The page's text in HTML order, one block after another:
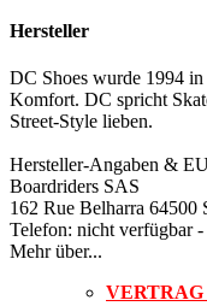
Hersteller
DC Shoes wurde 1994
Komfort. DC spricht
Street-Style lieben.
Hersteller-Angaben &
Boardriders SAS
162 Rue Belharra 64500
Telefon: nicht verfügbar
Mehr über...